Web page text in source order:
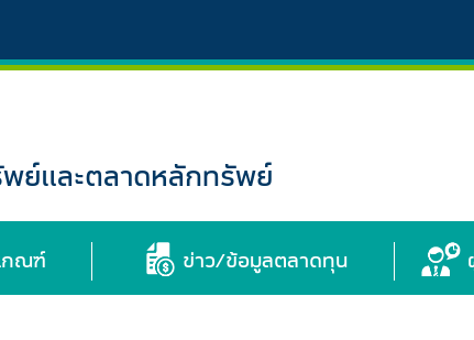
ย์และตลาดหลักทรัพย์
กณฑ์ ข่าว/ข้อมูลตลาดทุน